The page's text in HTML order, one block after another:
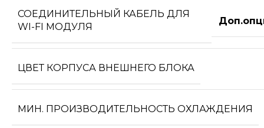
СОЕДИНИТЕЛЬНЫЙ КАБЕЛЬ ДЛЯ
WI-FI МОДУЛЯ
ЦВЕТ КОРПУСА ВНЕШНЕГО БЛОКА
МИН. ПРОИЗВОДИТЕЛЬНОСТЬ ОХЛАЖДЕНИЯ